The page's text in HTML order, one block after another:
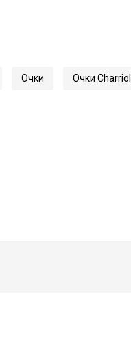
Очки Очки Charriol